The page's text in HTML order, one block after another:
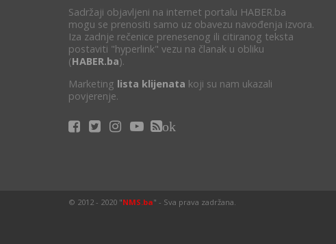
Sadržaji objavljeni na internet portalu HABER.ba
mogu se prenositi samo uz obavezu navođenja izvora.
Iza zadnje rečenice prenesenog ili citiranog teksta
postaviti "hyperlink" vezu na članak u obliku
(HABER.ba).
Marketing lista klijenata koji su nam ukazali
povjerenje.
ok
© 2012 - 2020 "NMS.ba" - Sva prava zadržana.